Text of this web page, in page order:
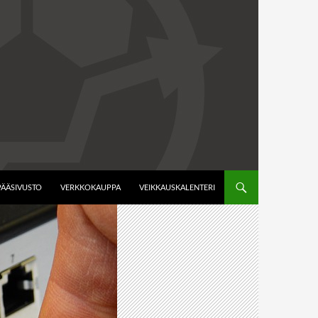
VERKKOKAUPPA VEIKKAUSKALENTERI